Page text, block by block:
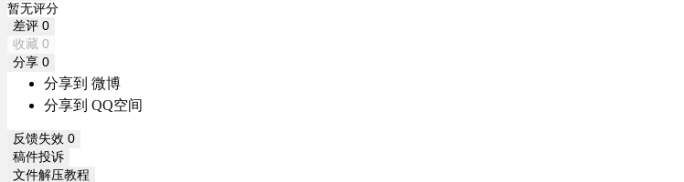
暂无评分
差评 0
收藏 0
分享 0
分享到 微博
分享到 QQ空间
反馈失效 0
稿件投诉
文件解压教程